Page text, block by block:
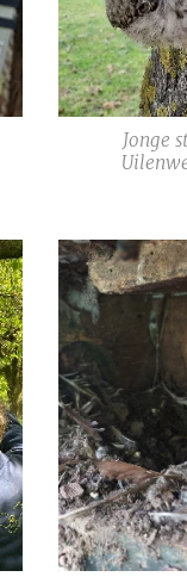
Jonge